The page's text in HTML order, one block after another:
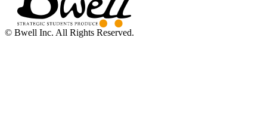
© Bwell Inc. All Rights Reserved.